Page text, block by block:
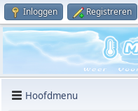
Inloggen Registreren
Hoofdmenu